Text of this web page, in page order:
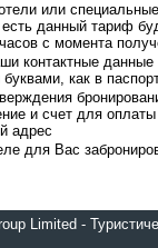
или
есть данный тариф
с момента
контактные данные
как в
и счет для
адрес
для Вас
Limited -